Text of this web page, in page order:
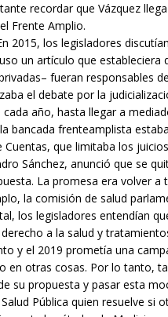
recordar que Vázquez
Frente Amplio.
2015, los legisladores
un artículo que estableciera
fueran responsables
el debate por la
año, hasta llegar a
bancada frenteamplista
Cuentas, que limitaba los
Sánchez, anunció que se
La promesa era volver a
la comisión de salud
los legisladores entendían
a la salud y
y el 2019 prometía una
en otras cosas. Por lo tanto,
su propuesta y pasar esta
Pública quien resuelve si